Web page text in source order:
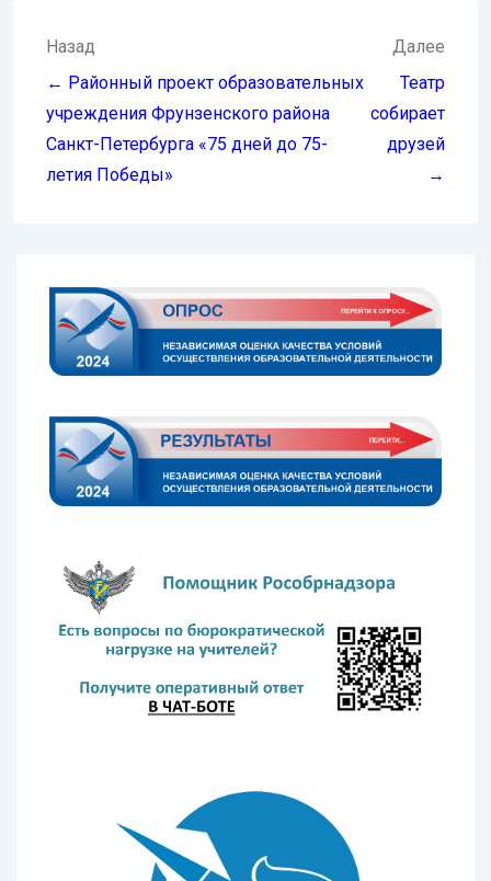
Навигация
по
записям
Назад
← Районный проект образовательных
учреждения Фрунзенского района
Санкт-Петербурга «75 дней до 75-
летия Победы»
Далее
Театр
собирает
друзей
→